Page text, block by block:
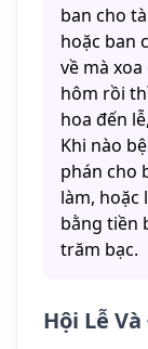
ban cho
hoặc ban
về mà
hôm rồi
hoa đến
Khi nào
phán cho
làm, hoặc
bằng tiền
trăm bạc.
Hội Lễ